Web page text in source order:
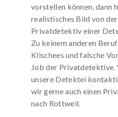
vorstellen können, dann
realistisches Bild von
Privatdetektiv einer
Zu keinem anderen
Klischees und falsche
Job der Privatdetektive.
unsere Detektei
wir gerne auch einen
nach Rottweil.